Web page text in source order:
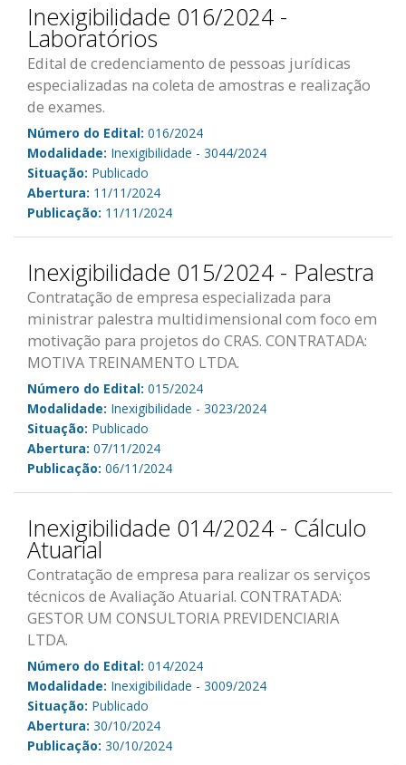
Inexigibilidade 016/2024 -
Laboratórios
Edital de credenciamento de pessoas jurídicas
especializadas na coleta de amostras e realização
de exames.
Número do Edital: 016/2024
Modalidade: Inexigibilidade - 3044/2024
Situação: Publicado
Abertura: 11/11/2024
Publicação: 11/11/2024
Inexigibilidade 015/2024 - Palestra
Contratação de empresa especializada para
ministrar palestra multidimensional com foco em
motivação para projetos do CRAS. CONTRATADA:
MOTIVA TREINAMENTO LTDA.
Número do Edital: 015/2024
Modalidade: Inexigibilidade - 3023/2024
Situação: Publicado
Abertura: 07/11/2024
Publicação: 06/11/2024
Inexigibilidade 014/2024 - Cálculo
Atuarial
Contratação de empresa para realizar os serviços
técnicos de Avaliação Atuarial. CONTRATADA:
GESTOR UM CONSULTORIA PREVIDENCIARIA
LTDA.
Número do Edital: 014/2024
Modalidade: Inexigibilidade - 3009/2024
Situação: Publicado
Abertura: 30/10/2024
Publicação: 30/10/2024